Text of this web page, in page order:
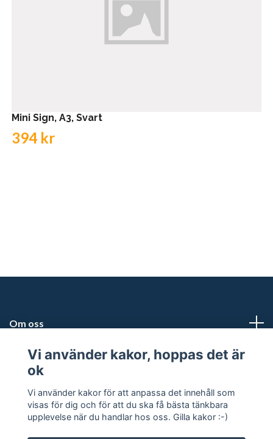
Mini Sign, A3, Svart
394 kr
Om oss
Kundtjänst
Snabblänkar
Vi använder kakor, hoppas det är
ok
Vi använder kakor för att anpassa det innehåll som
visas för dig och för att du ska få bästa tänkbara
upplevelse när du handlar hos oss. Gilla kakor :-)